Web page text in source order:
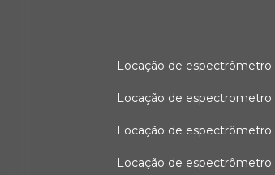
locação de
locação de espectrometro
locação de espectrômetro
locação de